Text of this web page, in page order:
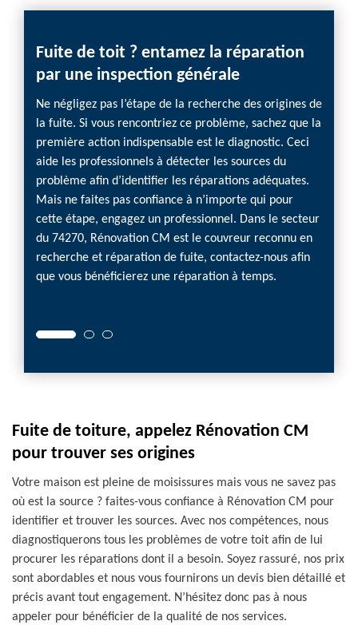
Fuite de toit ? entamez la réparation
par une inspection générale
Ne négligez pas l’étape de la recherche des origines de
la fuite. Si vous rencontriez ce problème, sachez que la
première action indispensable est le diagnostic. Ceci
aide les professionnels à détecter les sources du
problème afin d’identifier les réparations adéquates.
Mais ne faites pas confiance à n’importe qui pour
cette étape, engagez un professionnel. Dans le secteur
du 74270, Rénovation CM est le couvreur reconnu en
recherche et réparation de fuite, contactez-nous afin
que vous bénéficierez une réparation à temps.
Fuite de toiture, appelez Rénovation CM
pour trouver ses origines
Votre maison est pleine de moisissures mais vous ne savez pas
où est la source ? faites-vous confiance à Rénovation CM pour
identifier et trouver les sources. Avec nos compétences, nous
diagnostiquerons tous les problèmes de votre toit afin de lui
procurer les réparations dont il a besoin. Soyez rassuré, nos prix
sont abordables et nous vous fournirons un devis bien détaillé et
précis avant tout engagement. N’hésitez donc pas à nous
appeler pour bénéficier de la qualité de nos services.